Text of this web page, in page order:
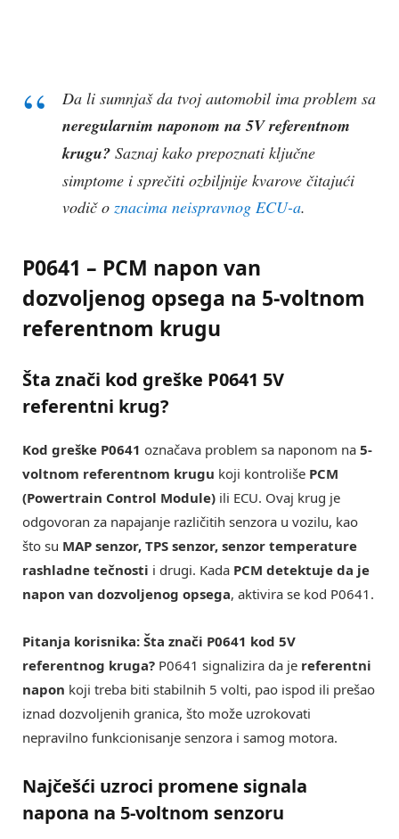
Da li sumnjaš da tvoj automobil ima problem sa
neregularnim naponom na 5V referentnom
krugu? Saznaj kako prepoznati ključne
simptome i sprečiti ozbiljnije kvarove čitajući
vodič o znacima neispravnog ECU-a.
P0641 – PCM napon van
dozvoljenog opsega na 5-voltnom
referentnom krugu
Šta znači kod greške P0641 5V
referentni krug?
Kod greške P0641 označava problem sa naponom na 5-
voltnom referentnom krugu koji kontroliše PCM
(Powertrain Control Module) ili ECU. Ovaj krug je
odgovoran za napajanje različitih senzora u vozilu, kao
što su MAP senzor, TPS senzor, senzor temperature
rashladne tečnosti i drugi. Kada PCM detektuje da je
napon van dozvoljenog opsega, aktivira se kod P0641.
Pitanja korisnika: Šta znači P0641 kod 5V
referentnog kruga? P0641 signalizira da je referentni
napon koji treba biti stabilnih 5 volti, pao ispod ili prešao
iznad dozvoljenih granica, što može uzrokovati
nepravilno funkcionisanje senzora i samog motora.
Najčešći uzroci promene signala
napona na 5-voltnom senzoru